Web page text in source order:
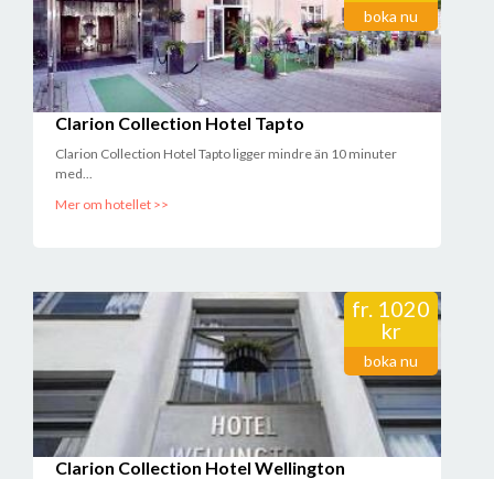
boka nu
Clarion Collection Hotel Tapto
Clarion Collection Hotel Tapto ligger mindre än 10 minuter
med...
Mer om hotellet >>
fr. 1020
kr
boka nu
Clarion Collection Hotel Wellington